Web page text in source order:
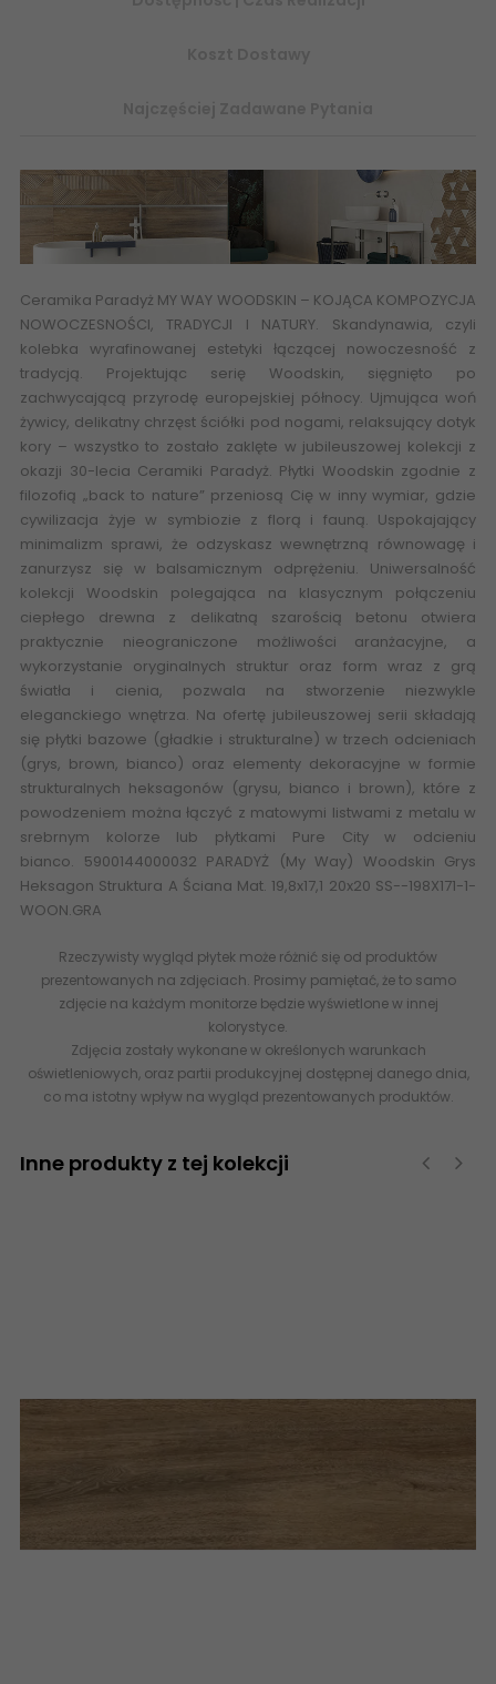
Ceramika Paradyż MY WAY WOODSKIN – KOJĄCA KOMPOZYCJA
NOWOCZESNOŚCI, TRADYCJI I NATURY. Skandynawia, czyli
kolebka wyrafinowanej estetyki łączącej nowoczesność z
tradycją. Projektując serię Woodskin, sięgnięto po
zachwycającą przyrodę europejskiej północy. Ujmująca woń
żywicy, delikatny chrzęst ściółki pod nogami, relaksujący dotyk
kory – wszystko to zostało zaklęte w jubileuszowej kolekcji z
okazji 30-lecia Ceramiki Paradyż. Płytki Woodskin zgodnie z
filozofią „back to nature” przeniosą Cię w inny wymiar, gdzie
cywilizacja żyje w symbiozie z florą i fauną. Uspokajający
minimalizm sprawi, że odzyskasz wewnętrzną równowagę i
zanurzysz się w balsamicznym odprężeniu. Uniwersalność
kolekcji Woodskin polegająca na klasycznym połączeniu
ciepłego drewna z delikatną szarością betonu otwiera
praktycznie nieograniczone możliwości aranżacyjne, a
wykorzystanie oryginalnych struktur oraz form wraz z grą
światła i cienia, pozwala na stworzenie niezwykle
eleganckiego wnętrza. Na ofertę jubileuszowej serii składają
się płytki bazowe (gładkie i strukturalne) w trzech odcieniach
(grys, brown, bianco) oraz elementy dekoracyjne w formie
strukturalnych heksagonów (grysu, bianco i brown), które z
powodzeniem można łączyć z matowymi listwami z metalu w
srebrnym kolorze lub płytkami Pure Cityw odcieniu
bianco. 5900144000032 PARADYŻ (My Way) Woodskin Grys
Heksagon Struktura A Ściana Mat. 19,8x17,1 20x20 SS--198X171-1-
WOON.GRA
Rzeczywisty wygląd płytek może różnić się od produktów
prezentowanych na zdjęciach. Prosimy pamiętać, że to samo
zdjęcie na każdym monitorze będzie wyświetlone w innej
kolorystyce.
Zdjęcia zostały wykonane w określonych warunkach
oświetleniowych, oraz partii produkcyjnej dostępnej danego dnia,
co ma istotny wpływ na wygląd prezentowanych produktów.
Inne produkty z tej kolekcji